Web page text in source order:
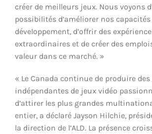
créer de meilleurs jeux. Nous voyons
possibilités d’améliorer nos capacités
développement, d’offrir des
extraordinaires et de créer des
valeur dans ce marché. »
« Le Canada continue de produire
indépendantes de jeux vidéo
d’attirer les plus grandes
entier, a déclaré Jayson Hilchie,
la direction de l’ALD. La présence